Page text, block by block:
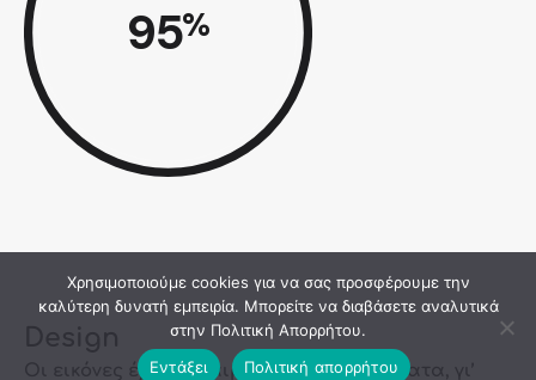
95%
Design
Οι εικόνες έχουν εξαιρετικά αποτελέσματα, γι’
Χρησιμοποιούμε cookies για να σας προσφέρουμε την
καλύτερη δυνατή εμπειρία. Μπορείτε να διαβάσετε αναλυτικά
στην Πολιτική Απορρήτου.
Εντάξει
Πολιτική απορρήτου